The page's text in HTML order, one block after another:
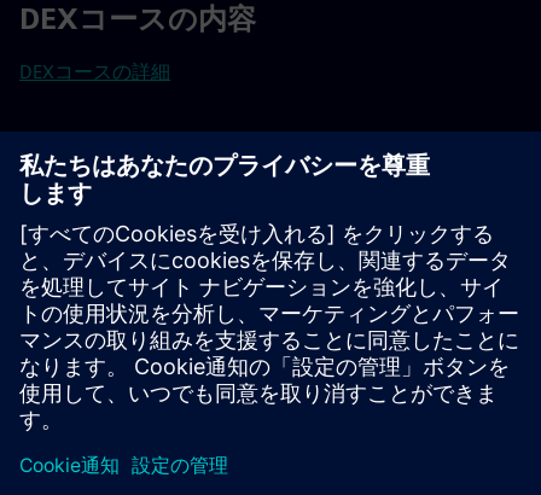
DEXコースの内容
DEXコースの詳細
詳細については、DEXのフロントデスク（+91 80 4097
5628）にお問い合わせいただくか、までご連絡ください
tac.training.in@siemens.com